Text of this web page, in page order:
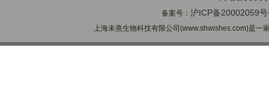
备案号：沪ICP备20002059
上海未熹生物科技有限公司(www.shwishes.com)是一